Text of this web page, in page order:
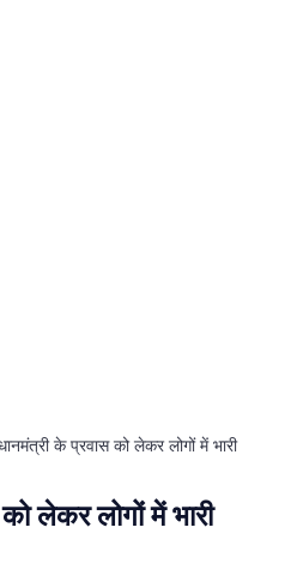
के प्रवास को लेकर लोगों में भारी
लेकर लोगों में भारी